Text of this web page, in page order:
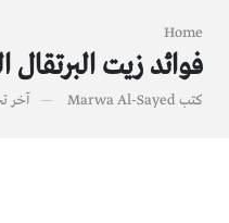
Home
فوائد زيت
كتب Marwa Al-Sayed آخر